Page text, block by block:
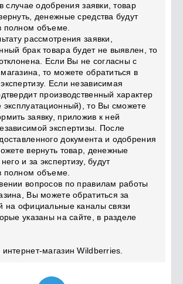
случае одобрения заявки, товар
денежные средства будут
полном объеме.
рассмотрения заявки,
брак товара будет не выявлен, то
Если Вы не согласны с
то можете обратиться в
Если независимая
производственный характер
эксплуатационный), то Вы сможете
заявку, приложив к ней
экспертизы. После
документа и одобрения
вернуть товар, денежные
и за экспертизу, будут
полном объеме.
вопросов по правилам работы
Вы можете обратиться за
на официальные каналы связи
указаны на сайте, в разделе
магазин Wildberries.